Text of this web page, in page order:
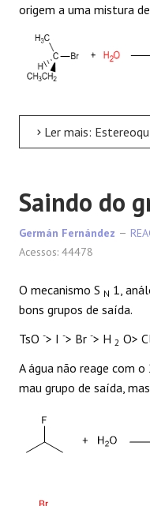
origem a uma mistura
Ler mais: Estereoquímica em
Saindo do
Germán Fernández
Acessos: 44478
O mecanismo S N 1,
bons grupos de saída.
TsO -> I -> Br -> H 2 O>
A água não reage com
mau grupo de saída,